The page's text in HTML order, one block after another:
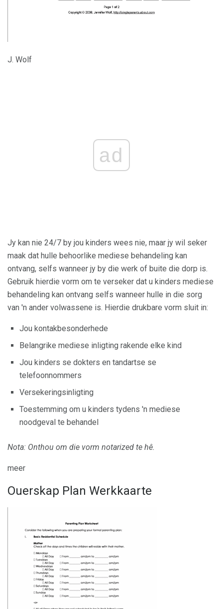
J. Wolf
ad
Jy kan nie 24/7 by jou kinders wees nie, maar jy wil seker
maak dat hulle behoorlike mediese behandeling kan
ontvang, selfs wanneer jy by die werk of buite die dorp is.
Gebruik hierdie vorm om te verseker dat u kinders mediese
behandeling kan ontvang selfs wanneer hulle in die sorg
van 'n ander volwassene is. Hierdie drukbare vorm sluit in:
Jou kontakbesonderhede
Belangrike mediese inligting rakende elke kind
Jou kinders se dokters en tandartse se
telefoonnommers
Versekeringsinligting
Toestemming om u kinders tydens 'n mediese
noodgeval te behandel
Nota: Onthou om die vorm notarized te hê.
meer
Ouerskap Plan Werkkaarte